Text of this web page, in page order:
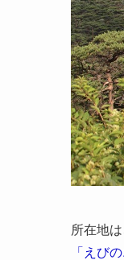
所在地
「えび